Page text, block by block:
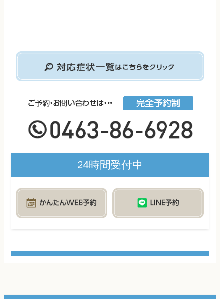
24時間受付中